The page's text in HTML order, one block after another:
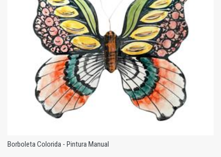
Borboleta Colorida - Pintura Manual
Borboleta Colorida - Pintura Manual